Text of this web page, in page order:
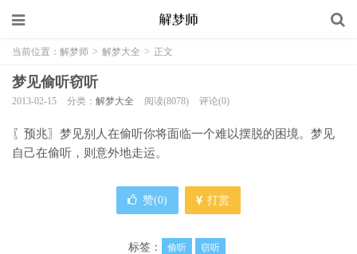
当前位置： 解梦师 > 解梦大全 > 正文
梦见偷听窃听
2013-02-15 分类： 解梦大全 阅读(8078) 评论(0)
〖预兆〗梦见别人在偷听你将面临一个难以摆脱的困境。梦见
自己在偷听，则意外地走运。
赞(0) 打赏
标签： 偷听 窃听